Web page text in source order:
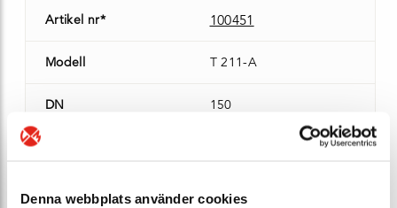
Denna webbplats använder cookies
Artikel nr* 100451
Modell T 211-A
DN 150